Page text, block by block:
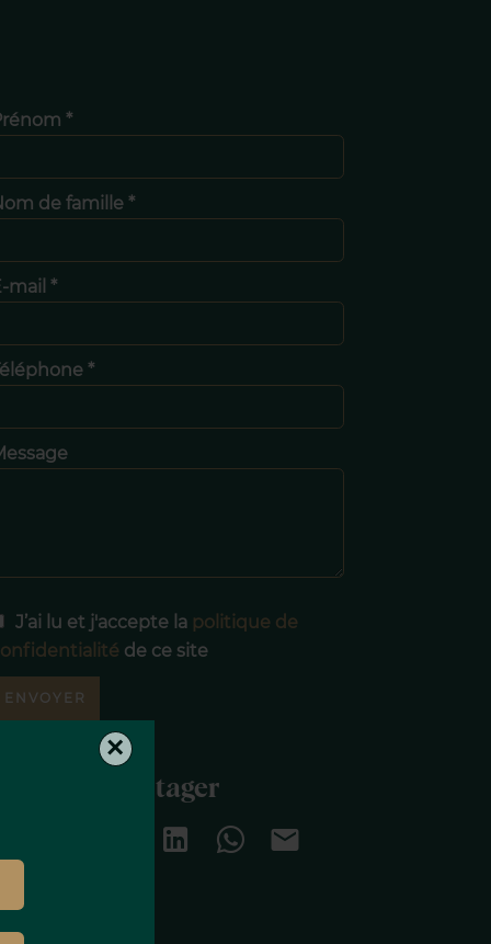
×
*
de famille *
mail *
*
J’ai lu et j'accepte la politique de
de ce site
ENVOYER
Partager